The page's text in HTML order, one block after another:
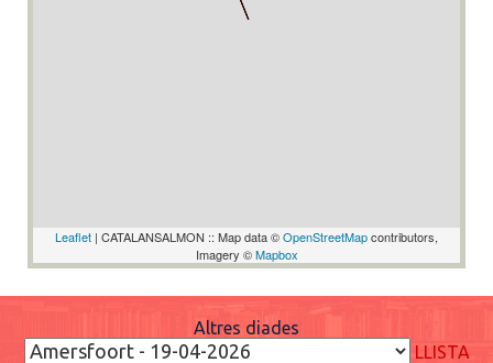
Leaflet | CATALANSALMON :: Map data ©OpenStreetMapcontributors,
Imagery ©Mapbox
Altres diades
LLISTA